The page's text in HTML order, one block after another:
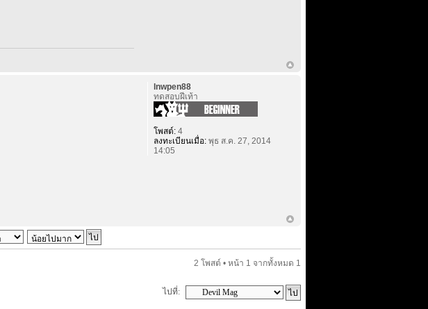
lnwpen88
ทดสอบฝีเท้า
โพสต์:4
ลงทะเบียนเมื่อ:พุธ ส.ค. 27, 2014
14:05
2 โพสต์ • หน้า 1 จากทั้งหมด 1
ไปที่: